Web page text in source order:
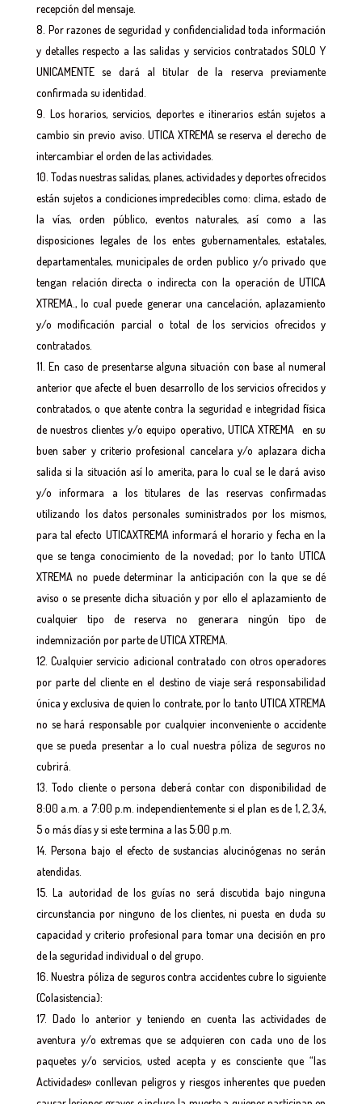
recepción del mensaje.
Por razones de seguridad y confidencialidad toda información
y detalles respecto a las salidas y servicios contratados SOLO Y
UNICAMENTE se dará al titular de la reserva previamente
confirmada su identidad.
Los horarios, servicios, deportes e itinerarios están sujetos a
cambio sin previo aviso. UTICA XTREMA se reserva el derecho de
intercambiar el orden de las actividades.
Todas nuestras salidas, planes, actividades y deportes ofrecidos
están sujetos a condiciones impredecibles como: clima, estado de
la vías, orden público, eventos naturales, así como a las
disposiciones legales de los entes gubernamentales, estatales,
departamentales, municipales de orden publico y/o privado que
tengan relación directa o indirecta con la operación de UTICA
XTREMA., lo cual puede generar una cancelación, aplazamiento
y/o modificación parcial o total de los servicios ofrecidos y
contratados.
En caso de presentarse alguna situación con base al numeral
anterior que afecte el buen desarrollo de los servicios ofrecidos y
contratados, o que atente contra la seguridad e integridad física
de nuestros clientes y/o equipo operativo, UTICA XTREMA en su
buen saber y criterio profesional cancelara y/o aplazara dicha
salida si la situación así lo amerita, para lo cual se le dará aviso
y/o informara a los titulares de las reservas confirmadas
utilizando los datos personales suministrados por los mismos,
para tal efecto UTICAXTREMA informará el horario y fecha en la
que se tenga conocimiento de la novedad; por lo tanto UTICA
XTREMA no puede determinar la anticipación con la que se dé
aviso o se presente dicha situación y por ello el aplazamiento de
cualquier tipo de reserva no generara ningún tipo de
indemnización por parte de UTICA XTREMA.
Cualquier servicio adicional contratado con otros operadores
por parte del cliente en el destino de viaje será responsabilidad
única y exclusiva de quien lo contrate, por lo tanto UTICA XTREMA
no se hará responsable por cualquier inconveniente o accidente
que se pueda presentar a lo cual nuestra póliza de seguros no
cubrirá.
Todo cliente o persona deberá contar con disponibilidad de
8:00 a.m. a 7:00 p.m. independientemente si el plan es de 1, 2, 3,4,
5 o más días y si este termina a las 5:00 p.m.
Persona bajo el efecto de sustancias alucinógenas no serán
atendidas.
La autoridad de los guías no será discutida bajo ninguna
circunstancia por ninguno de los clientes, ni puesta en duda su
capacidad y criterio profesional para tomar una decisión en pro
de la seguridad individual o del grupo.
Nuestra póliza de seguros contra accidentes cubre lo siguiente
(Colasistencia):
Dado lo anterior y teniendo en cuenta las actividades de
aventura y/o extremas que se adquieren con cada uno de los
paquetes y/o servicios, usted acepta y es consciente que “las
Actividades» conllevan peligros y riesgos inherentes que pueden